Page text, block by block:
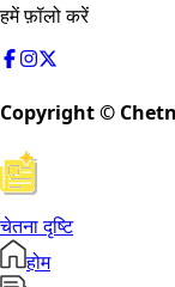
हमें फ़ॉलो करें
Copyright ©
चेतना दृष्टि
होम